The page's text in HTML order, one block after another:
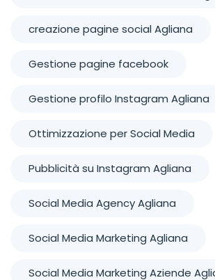
creazione pagine social Agliana
Gestione pagine facebook
Gestione profilo Instagram Agliana
Ottimizzazione per Social Media
Pubblicità su Instagram Agliana
Social Media Agency Agliana
Social Media Marketing Agliana
Social Media Marketing Aziende